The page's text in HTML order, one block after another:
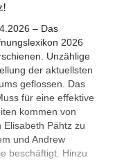
– Das
2026
Unzählige
der aktuellsten
geflossen. Das
für eine effektive
kommen von
Pähtz zu
und Andrew
beschäftigt. Hinzu